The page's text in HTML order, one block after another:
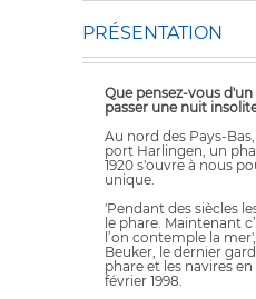
PRÉSENTATION
Que pensez-vous
passer une nuit
Au nord des Pays-
port Harlingen, un
1920 s'ouvre à nous
unique.
'Pendant des siècles
le phare. Maintenant
l’on contemple la
Beuker, le dernier
phare et les navires
février 1998.